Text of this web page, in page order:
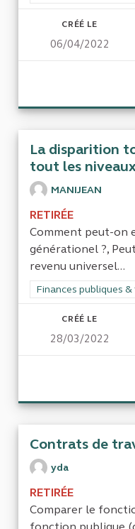
CRÉÉ LE
06/04/2022
La disparition
tout les
MANIJEAN
RETIRÉE
Comment peut-on
générationel ?,
revenu universel...
Filtrer les résultats
Finances publiques
CRÉÉ LE
28/03/2022
Contrats de
yda
RETIRÉE
Comparer le